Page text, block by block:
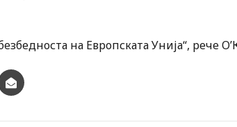
на Европската Унија“, рече